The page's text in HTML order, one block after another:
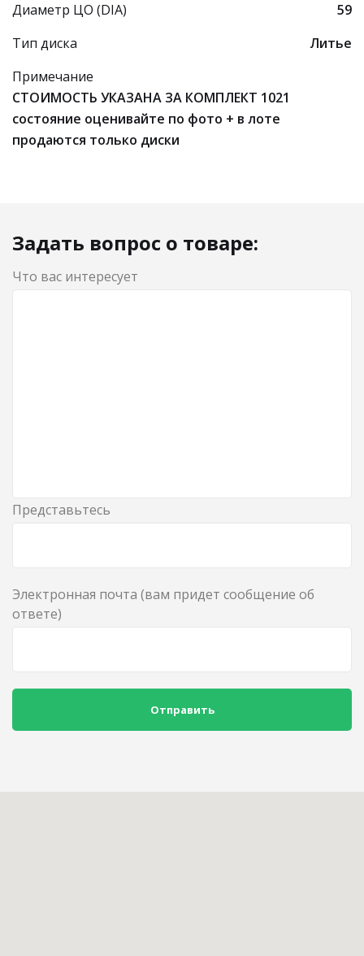
Диаметр ЦО (DIA)
59
Тип диска
Литье
Примечание
СТОИМОСТЬ УКАЗАНА ЗА КОМПЛЕКТ 1021
состояние оценивайте по фото + в лоте
продаются только диски
Задать вопрос о товаре:
Представьтесь
Электронная почта (вам придет сообщение об
ответе)
Отправить
Что вас интересует